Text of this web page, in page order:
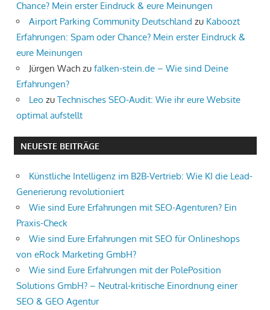
Chance? Mein erster Eindruck & eure Meinungen
Airport Parking Community Deutschland zu Kaboozt
Erfahrungen: Spam oder Chance? Mein erster Eindruck &
eure Meinungen
Jürgen Wach zu falken-stein.de – Wie sind Deine
Erfahrungen?
Leo zu Technisches SEO-Audit: Wie ihr eure Website
optimal aufstellt
NEUESTE BEITRÄGE
Künstliche Intelligenz im B2B-Vertrieb: Wie KI die Lead-
Generierung revolutioniert
Wie sind Eure Erfahrungen mit SEO-Agenturen? Ein
Praxis-Check
Wie sind Eure Erfahrungen mit SEO für Onlineshops
von eRock Marketing GmbH?
Wie sind Eure Erfahrungen mit der PolePosition
Solutions GmbH? – Neutral-kritische Einordnung einer
SEO & GEO Agentur